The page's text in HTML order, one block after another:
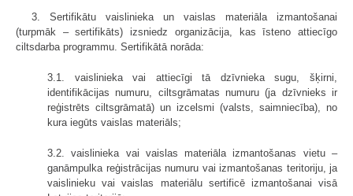
3. Sertifikātu vaislinieka un vaislas materiāla izmantošanai
(turpmāk – sertifikāts) izsniedz organizācija, kas īsteno attiecīgo
ciltsdarba programmu. Sertifikātā norāda:
3.1. vaislinieka vai attiecīgi tā dzīvnieka sugu, šķirni,
identifikācijas numuru, ciltsgrāmatas numuru (ja dzīvnieks ir
reģistrēts ciltsgrāmatā) un izcelsmi (valsts, saimniecība), no
kura iegūts vaislas materiāls;
3.2. vaislinieka vai vaislas materiāla izmantošanas vietu –
ganāmpulka reģistrācijas numuru vai izmantošanas teritoriju, ja
vaislinieku vai vaislas materiālu sertificē izmantošanai visā